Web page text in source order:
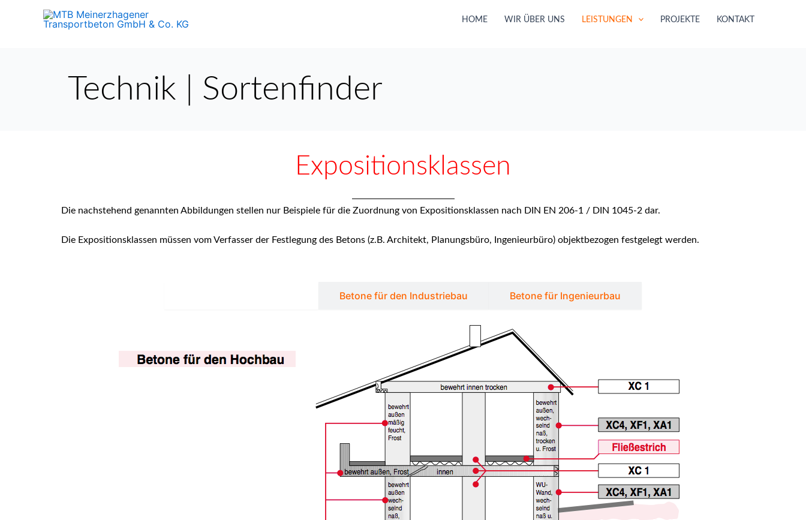
HOME WIR ÜBER UNS LEISTUNGEN PROJEKTE KONTAKT
Technik | Sortenfinder
Expositionsklassen
Die nachstehend genannten Abbildungen stellen nur Beispiele für die Zuordnung von Expositionsklassen nach DIN EN 206-1 / DIN 1045-2 dar.
Die Expositionsklassen müssen vom Verfasser der Festlegung des Betons (z.B. Architekt, Planungsbüro, Ingenieurbüro) objektbezogen festgelegt werden.
Betone für den Industriebau Betone für Ingenieurbau